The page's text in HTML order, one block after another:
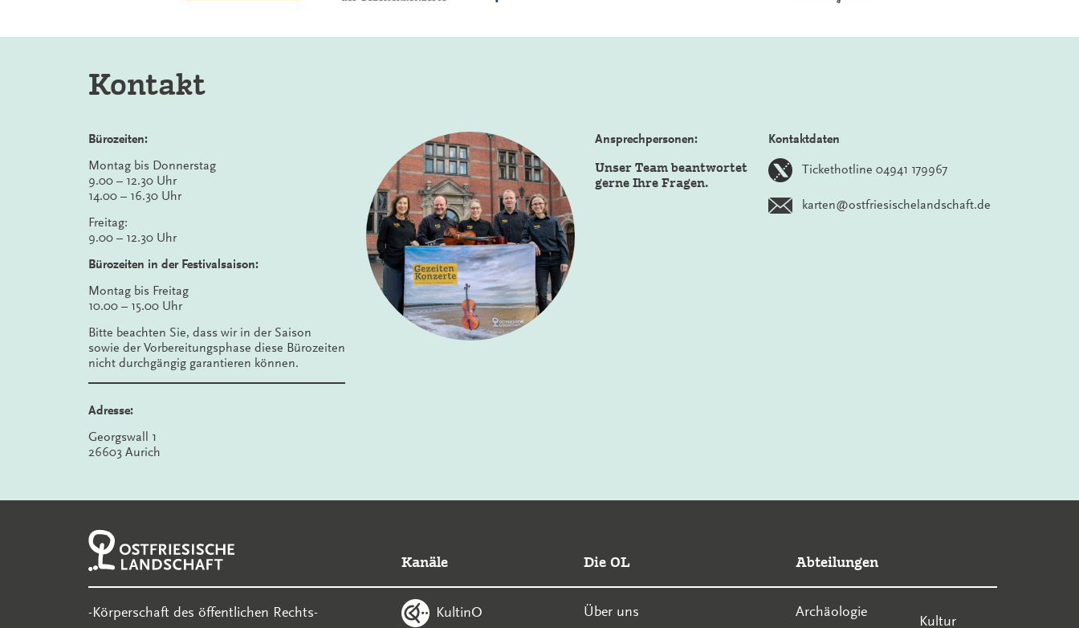
Kontakt
Bürozeiten:
Montag bis Donnerstag
9.00 – 12.30 Uhr
14.00 – 16.30 Uhr
Freitag:
9.00 – 12.30 Uhr
Bürozeiten in der Festivalsaison:
Montag bis Freitag
10.00 – 15.00 Uhr
Bitte beachten Sie, dass wir in der Saison
sowie der Vorbereitungsphase diese Bürozeiten
nicht durchgängig garantieren können.
Adresse:
Georgswall 1
26603 Aurich
Ansprechpersonen:
Unser Team beantwortet
gerne Ihre Fragen.
Kontaktdaten
Tickethotline 04941 179967
karten@ostfriesischelandschaft.de
-Körperschaft des öffentlichen Rechts-
Kanäle
KultinO
Die OL
Über uns
Abteilungen
Archäologie
Kultur